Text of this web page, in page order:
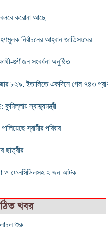
বলবে করোনা আছে
নির্বাচনের আহ্বান জাতিসংঘের
গুণীজন সংবর্ধনা অনুষ্ঠিত
৮২৯, ইতালিতে একদিনে গেল ৭৪৩
স্বাস্থ্যমন্ত্রী
স্বামীর পরিবার
ছাত্রীর
ও ফেনসিডিলসহ ২ জন আটক
খবর
শুরু